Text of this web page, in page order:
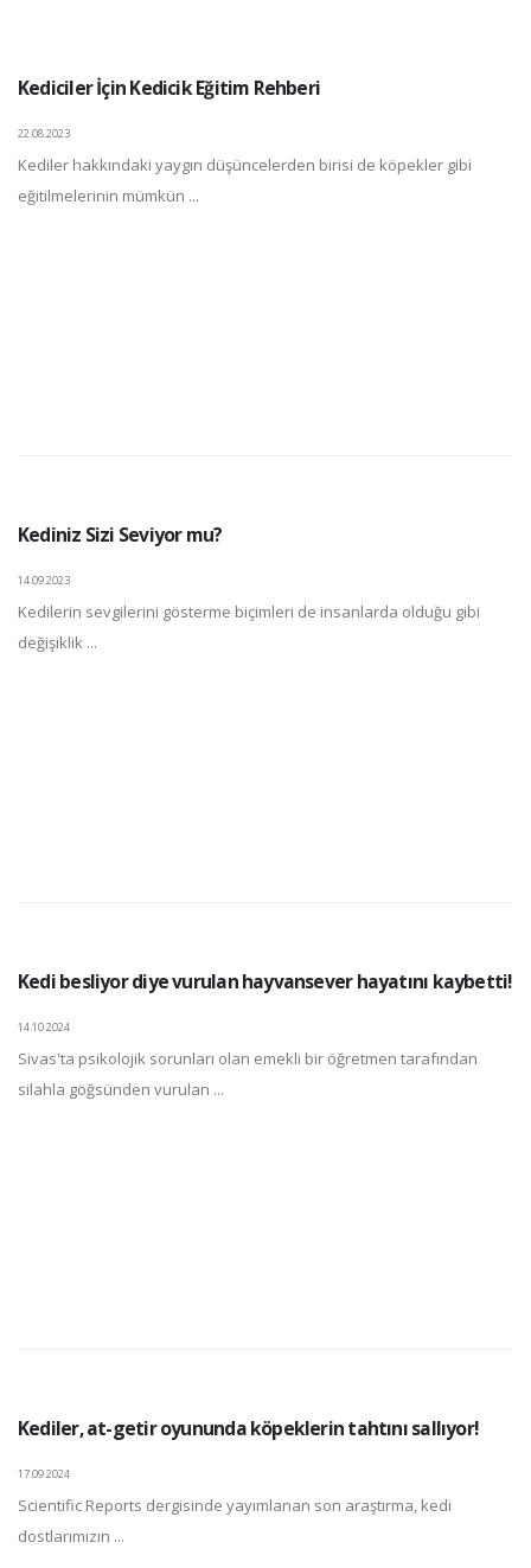
Kediciler İçin Kedicik Eğitim Rehberi
22.08.2023
Kediler hakkındaki yaygın düşüncelerden birisi de köpekler gibi
eğitilmelerinin mümkün ...
Kediniz Sizi Seviyor mu?
14.09.2023
Kedilerin sevgilerini gösterme biçimleri de insanlarda olduğu gibi
değişiklik ...
Kedi besliyor diye vurulan hayvansever hayatını kaybetti!
14.10.2024
Sivas'ta psikolojik sorunları olan emekli bir öğretmen tarafından
silahla göğsünden vurulan ...
Kediler, at-getir oyununda köpeklerin tahtını sallıyor!
17.09.2024
Scientific Reports dergisinde yayımlanan son araştırma, kedi
dostlarımızın ...